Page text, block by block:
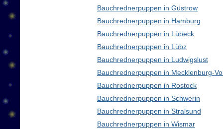
Bauchrednerpuppen in Güstrow
Bauchrednerpuppen in Hamburg
Bauchrednerpuppen in Lübeck
Bauchrednerpuppen in Lübz
Bauchrednerpuppen in Ludwigslust
Bauchrednerpuppen in Mecklenburg-
Bauchrednerpuppen in Rostock
Bauchrednerpuppen in Schwerin
Bauchrednerpuppen in Stralsund
Bauchrednerpuppen in Wismar